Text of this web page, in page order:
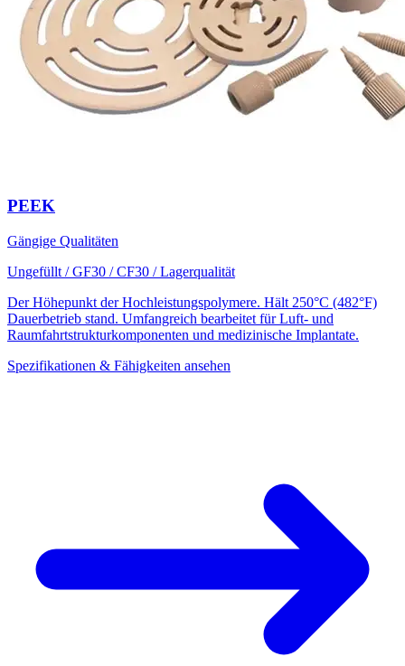
PEEK
Gängige Qualitäten
Ungefüllt / GF30 / CF30 / Lagerqualität
Der Höhepunkt der Hochleistungspolymere. Hält 250°C (482°F)
Dauerbetrieb stand. Umfangreich bearbeitet für Luft- und
Raumfahrtstrukturkomponenten und medizinische Implantate.
Spezifikationen & Fähigkeiten ansehen